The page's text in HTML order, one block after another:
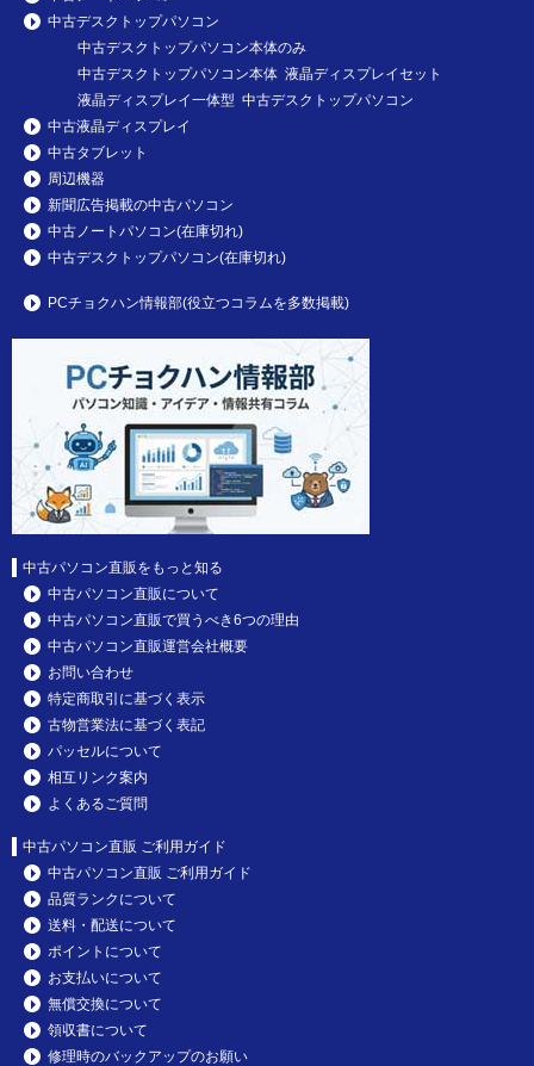
中古デスクトップパソコン
中古デスクトップパソコン本体のみ
中古デスクトップパソコン本体 液晶ディスプレイセット
液晶ディスプレイ一体型 中古デスクトップパソコン
中古液晶ディスプレイ
中古タブレット
周辺機器
新聞広告掲載の中古パソコン
中古ノートパソコン(在庫切れ)
中古デスクトップパソコン(在庫切れ)
PCチョクハン情報部(役立つコラムを多数掲載)
中古パソコン直販をもっと知る
中古パソコン直販について
中古パソコン直販で買うべき6つの理由
中古パソコン直販運営会社概要
お問い合わせ
特定商取引に基づく表示
古物営業法に基づく表記
パッセルについて
相互リンク案内
よくあるご質問
中古パソコン直販 ご利用ガイド
中古パソコン直販 ご利用ガイド
品質ランクについて
送料・配送について
ポイントについて
お支払いについて
無償交換について
領収書について
修理時のバックアップのお願い